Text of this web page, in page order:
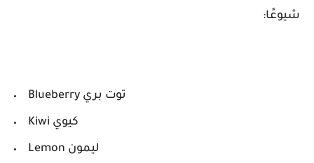
شيوعًا:
Blueberry توت بري
Kiwi كيوي
Lemon ليمون